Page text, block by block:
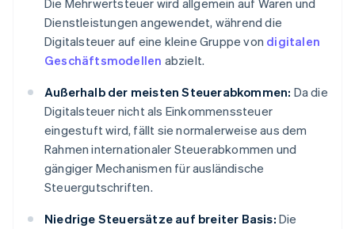
Die Mehrwertsteuer wird allgemein auf Waren und
Dienstleistungen angewendet, während die
Digitalsteuer auf eine kleine Gruppe von digitalen
Geschäftsmodellen abzielt.
Außerhalb der meisten Steuerabkommen: Da die
Digitalsteuer nicht als Einkommenssteuer
eingestuft wird, fällt sie normalerweise aus dem
Rahmen internationaler Steuerabkommen und
gängiger Mechanismen für ausländische
Steuergutschriften.
Niedrige Steuersätze auf breiter Basis: Die